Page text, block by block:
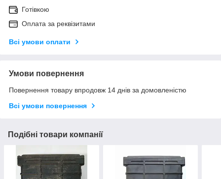
Готівкою
Оплата за реквізитами
Всі умови оплати
Умови повернення
Повернення товару впродовж 14 днів за домовленістю
Всі умови повернення
Подібні товари компанії